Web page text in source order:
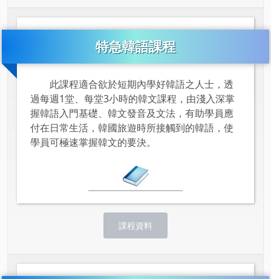
特急韓語課程
此課程適合欲於短期內學好韓語之人士，透
過每週1堂、每堂3小時的韓文課程，由淺入深掌
握韓語入門基礎、韓文發音及文法，有助學員應
付在日常生活，韓國旅遊時所接觸到的韓語，使
學員可極速掌握韓文的要決。
課程資料